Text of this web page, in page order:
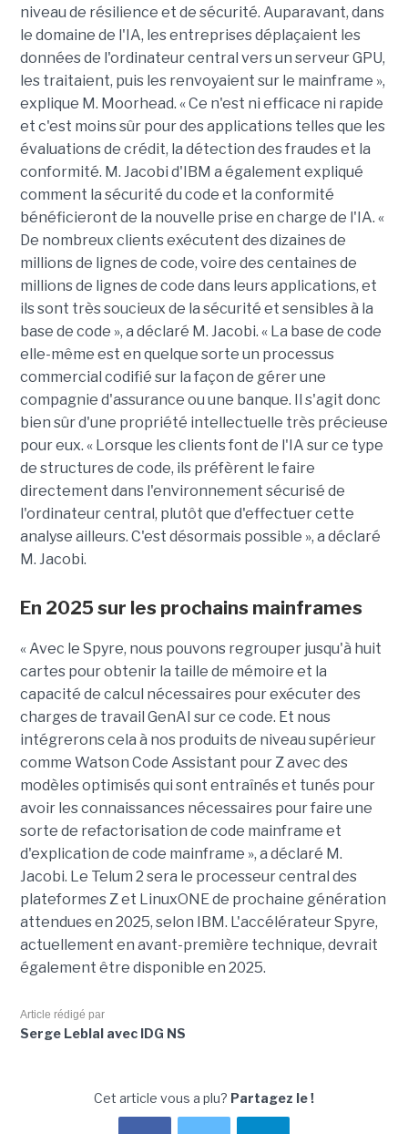
niveau de résilience et de sécurité. Auparavant, dans
le domaine de l'IA, les entreprises déplaçaient les
données de l'ordinateur central vers un serveur GPU,
les traitaient, puis les renvoyaient sur le mainframe »,
explique M. Moorhead. « Ce n'est ni efficace ni rapide
et c'est moins sûr pour des applications telles que les
évaluations de crédit, la détection des fraudes et la
conformité. M. Jacobi d'IBM a également expliqué
comment la sécurité du code et la conformité
bénéficieront de la nouvelle prise en charge de l'IA. «
De nombreux clients exécutent des dizaines de
millions de lignes de code, voire des centaines de
millions de lignes de code dans leurs applications, et
ils sont très soucieux de la sécurité et sensibles à la
base de code », a déclaré M. Jacobi. « La base de code
elle-même est en quelque sorte un processus
commercial codifié sur la façon de gérer une
compagnie d'assurance ou une banque. Il s'agit donc
bien sûr d'une propriété intellectuelle très précieuse
pour eux. « Lorsque les clients font de l'IA sur ce type
de structures de code, ils préfèrent le faire
directement dans l'environnement sécurisé de
l'ordinateur central, plutôt que d'effectuer cette
analyse ailleurs. C'est désormais possible », a déclaré
M. Jacobi.
En 2025 sur les prochains mainframes
« Avec le Spyre, nous pouvons regrouper jusqu'à huit
cartes pour obtenir la taille de mémoire et la
capacité de calcul nécessaires pour exécuter des
charges de travail GenAI sur ce code. Et nous
intégrerons cela à nos produits de niveau supérieur
comme Watson Code Assistant pour Z avec des
modèles optimisés qui sont entraînés et tunés pour
avoir les connaissances nécessaires pour faire une
sorte de refactorisation de code mainframe et
d'explication de code mainframe », a déclaré M.
Jacobi. Le Telum 2 sera le processeur central des
plateformes Z et LinuxONE de prochaine génération
attendues en 2025, selon IBM. L'accélérateur Spyre,
actuellement en avant-première technique, devrait
également être disponible en 2025.
Article rédigé par
Serge Leblal avec IDG NS
Cet article vous a plu? Partagez le !